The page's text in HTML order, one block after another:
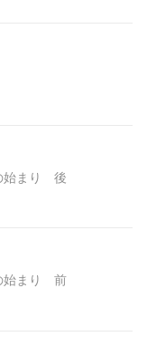
始まり 後
始まり 前